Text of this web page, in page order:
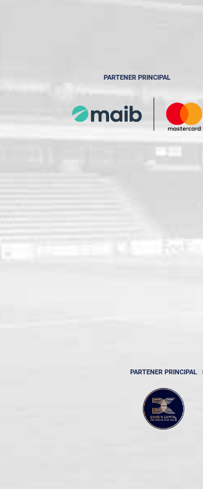
PARTENER PRINCIPAL
PARTENER PRINCIPAL